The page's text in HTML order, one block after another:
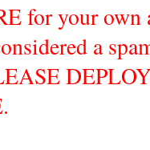
for your
a